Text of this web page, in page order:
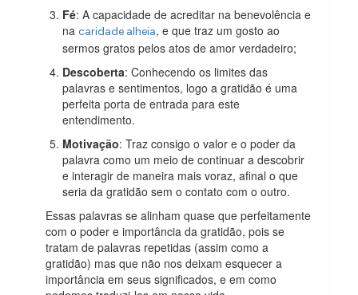
Fé: A capacidade de acreditar na benevolência e
nacaridade alheia, e que traz um gosto ao
sermos gratos pelos atos de amor verdadeiro;
Descoberta: Conhecendo os limites das
palavras e sentimentos, logo a gratidão é uma
perfeita porta de entrada para este
entendimento.
Motivação: Traz consigo o valor e o poder da
palavra como um meio de continuar a descobrir
e interagir de maneira mais voraz, afinal o que
seria da gratidão sem o contato com o outro.
Essas palavras se alinham quase que perfeitamente
com o poder e importância da gratidão, pois se
tratam de palavras repetidas (assim como a
gratidão) mas que não nos deixam esquecer a
importância em seus significados, e em como